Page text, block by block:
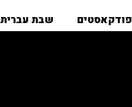
פודקאסטים שבת עברית